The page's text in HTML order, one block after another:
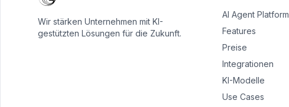
Wir stärken Unternehmen mit KI-
gestützten Lösungen für die Zukunft.
AI Agent Platform
Features
Preise
Integrationen
KI-Modelle
Use Cases